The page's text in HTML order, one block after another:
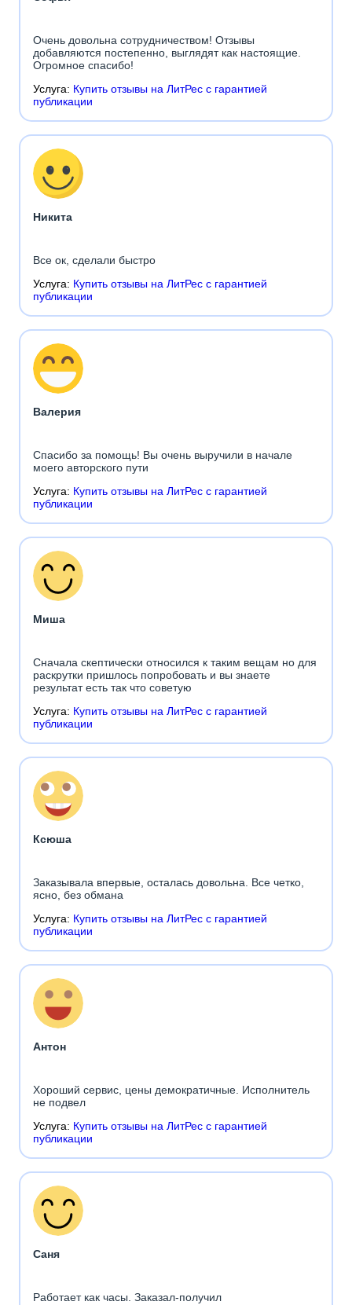
Очень довольна сотрудничеством! Отзывы
добавляются постепенно, выглядят как настоящие.
Огромное спасибо!
Услуга: Купить отзывы на ЛитРес с гарантией
публикации
Никита
Все ок, сделали быстро
Услуга: Купить отзывы на ЛитРес с гарантией
публикации
Валерия
Спасибо за помощь! Вы очень выручили в начале
моего авторского пути
Услуга: Купить отзывы на ЛитРес с гарантией
публикации
Миша
Сначала скептически относился к таким вещам но для
раскрутки пришлось попробовать и вы знаете
результат есть так что советую
Услуга: Купить отзывы на ЛитРес с гарантией
публикации
Ксюша
Заказывала впервые, осталась довольна. Все четко,
ясно, без обмана
Услуга: Купить отзывы на ЛитРес с гарантией
публикации
Антон
Хороший сервис, цены демократичные. Исполнитель
не подвел
Услуга: Купить отзывы на ЛитРес с гарантией
публикации
Саня
Работает как часы. Заказал-получил